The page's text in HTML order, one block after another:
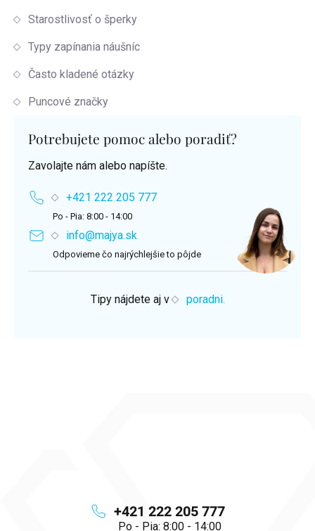
+421 222 205 777
Po - Pia: 8:00 - 14:00
Starostlivosť o šperky
Typy zapínania náušníc
Často kladené otázky
Puncové značky
Potrebujete pomoc alebo poradiť?
Zavolajte nám alebo napíšte.
+421 222 205 777
Po - Pia: 8:00 - 14:00
info@majya.sk
Odpovieme čo najrýchlejšie to pôjde
Tipy nájdete aj v poradni.